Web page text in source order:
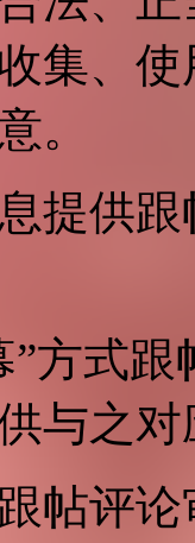
集、
。
提供
”方式
与之
帖评